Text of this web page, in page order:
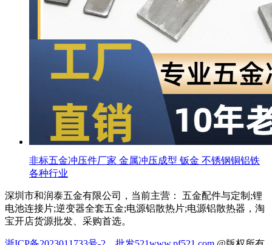
非标五金冲压件厂家 金属冲压成型 钣金 不锈钢铜铝铁
各种行业
深圳市和润泰五金有限公司，当前主营： 五金配件与定制;锂
电池连接片;逆变器全套五金;电源铝散热片;电源铝散热器，淘
宝开店货源批发、采购首选。